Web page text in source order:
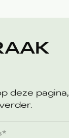
deze pagina,